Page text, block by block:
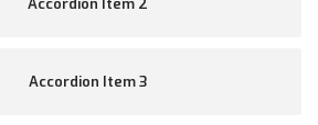
Accordion Item 2
Accordion Item 3